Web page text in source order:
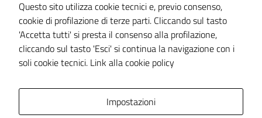
Note legali
Dichiarazione di accessibilità
Piano di miglioramento del sito
Questo sito utilizza cookie tecnici e, previo consenso,
cookie di profilazione di terze parti. Cliccando sul tasto
'Accetta tutti' si presta il consenso alla profilazione,
cliccando sul tasto 'Esci' si continua la navigazione con i
soli cookie tecnici. Link alla cookie policy
Impostazioni
essere
disabilitati.
Questi cookie
non raccolgono
informazioni